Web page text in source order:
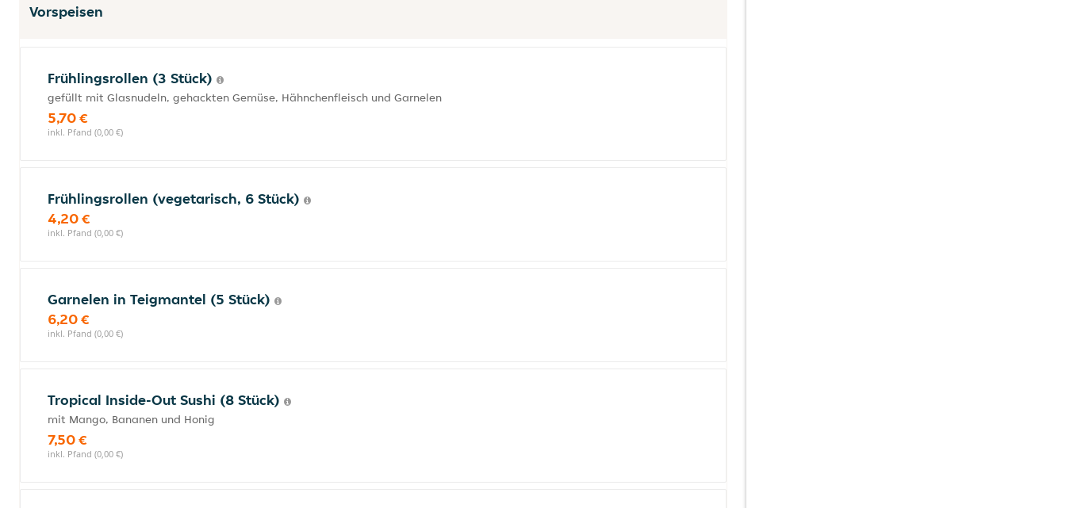
Vorspeisen
Frühlingsrollen (3 Stück)
gefüllt mit Glasnudeln, gehackten Gemüse, Hähnchenfleisch und Garnelen
5,70 €
inkl. Pfand (0,00 €)
Frühlingsrollen (vegetarisch, 6 Stück)
4,20 €
inkl. Pfand (0,00 €)
Garnelen in Teigmantel (5 Stück)
6,20 €
inkl. Pfand (0,00 €)
Tropical Inside-Out Sushi (8 Stück)
mit Mango, Bananen und Honig
7,50 €
inkl. Pfand (0,00 €)